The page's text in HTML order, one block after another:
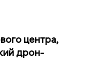
центра,
дрон-